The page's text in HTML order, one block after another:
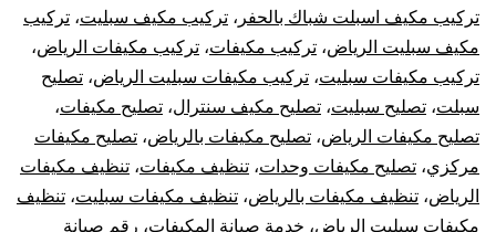
بالرياض
تركيب مكيف اسبلت شباك بالحفر ، تركيب مكيف سبليت، تركيب
مكيف سبليت الرياض، تركيب مكيفات، تركيب مكيفات الرياض،
تركيب مكيفات سبليت، تركيب مكيفات سبليت الرياض، تصليح
سبلت، تصليح سبليت، تصليح مكيف سنترال، تصليح مكيفات،
تصليح مكيفات الرياض، تصليح مكيفات بالرياض، تصليح مكيفات
مركزي، تصليح مكيفات وحدات، تنظيف مكيفات، تنظيف مكيفات
الرياض، تنظيف مكيفات بالرياض، تنظيف مكيفات سبليت، تنظيف
مكيفات سبليت الرياض، خدمة صيانة المكيفات، رقم صيانة